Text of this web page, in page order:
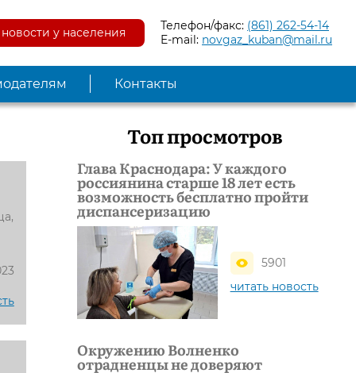
у населения Телефон/факс: (861) 262-54-14
E-mail: novgaz_kuban@mail.ru
Контакты
Топ просмотров
Глава Краснодара: У каждого
россиянина старше 18 лет есть
возможность бесплатно пройти
диспансеризацию
5901
читать новость
Окружению Волненко
отрадненцы не доверяют